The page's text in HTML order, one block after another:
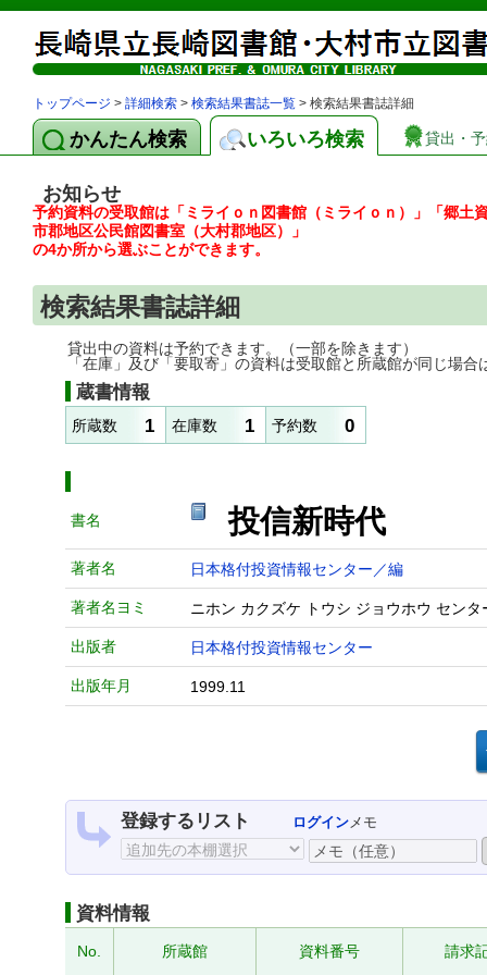
トップページ > 詳細検索 > 検索結果書誌一覧 > 検索結果書誌詳細
かんたん検索 いろいろ検索 貸出・
お知らせ
予約資料の受取館は「ミライｏｎ図書館（ミライｏｎ）」「郷
市郡地区公民館図書室（大村郡地区）」
の4か所から選ぶことができます。
検索結果書誌詳細
貸出中の資料は予約できます。（一部を除きます）
「在庫」及び「要取寄」の資料は受取館と所蔵館が同じ場合
蔵書情報
所蔵数 1 在庫数 1 予約数 0
書名 投信新時代
著者名 日本格付投資情報センター／編
著者名ヨミ ニホン カクズケ トウシ ジョウホウ センタ
出版者 日本格付投資情報センター
出版年月 1999.11
登録するリスト ログインメモ
資料情報
No. 所蔵館 資料番号 請求